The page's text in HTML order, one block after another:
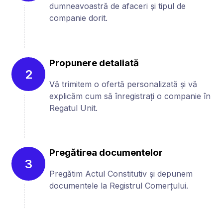
dumneavoastră de afaceri și tipul de
companie dorit.
2
Propunere detaliată
Vă trimitem o ofertă personalizată și vă
explicăm cum să înregistrați o companie în
Regatul Unit.
3
Pregătirea documentelor
Pregătim Actul Constitutiv și depunem
documentele la Registrul Comerțului.